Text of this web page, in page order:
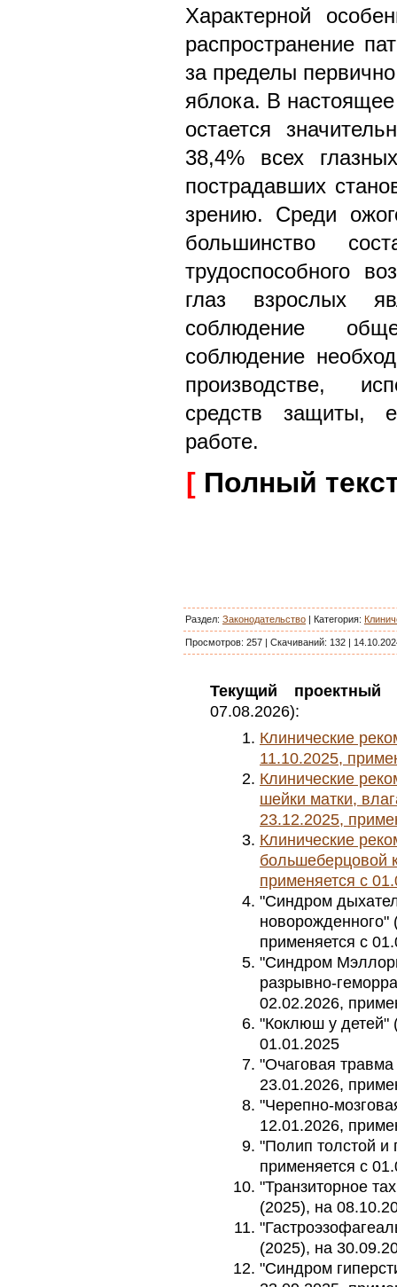
Характерной
распространение
за пределы
яблока. В
остается
38,4% всех
пострадавших
зрению. Среди
большинство
трудоспособного
глаз взрослых
соблюдение
соблюдение
производстве,
средств защиты,
работе.
[ Полный
Раздел: Законодательство | Категория:
Просмотров: 257 | Скачиваний: 132 |
Текущий проектный
07.08.2026):
Клинические
11.10.2025,
Клинические
шейки матки,
23.12.2025,
Клинические
большеберцовой
применяется с
"Синдром
новорожденного"
применяется с
"Синдром
разрывно-
02.02.2026,
"Коклюш у детей"
01.01.2025
"Очаговая травма
23.01.2026,
"Черепно-
12.01.2026,
"Полип толстой и
применяется с
"Транзиторное
(2025), на
(2025), на
"Синдром